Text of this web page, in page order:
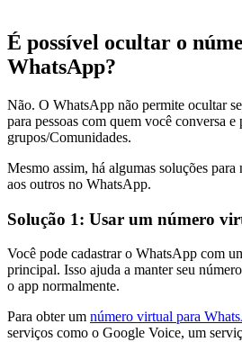
É possível ocultar o
WhatsApp?
Não. O WhatsApp não permite ocultar
para pessoas com quem você conversa e
grupos/Comunidades.
Mesmo assim, há algumas soluções
aos outros no WhatsApp.
Solução 1: Usar um número
Você pode cadastrar o WhatsApp com
principal. Isso ajuda a manter seu
o app normalmente.
Para obter um número virtual para
serviços como o Google Voice, um